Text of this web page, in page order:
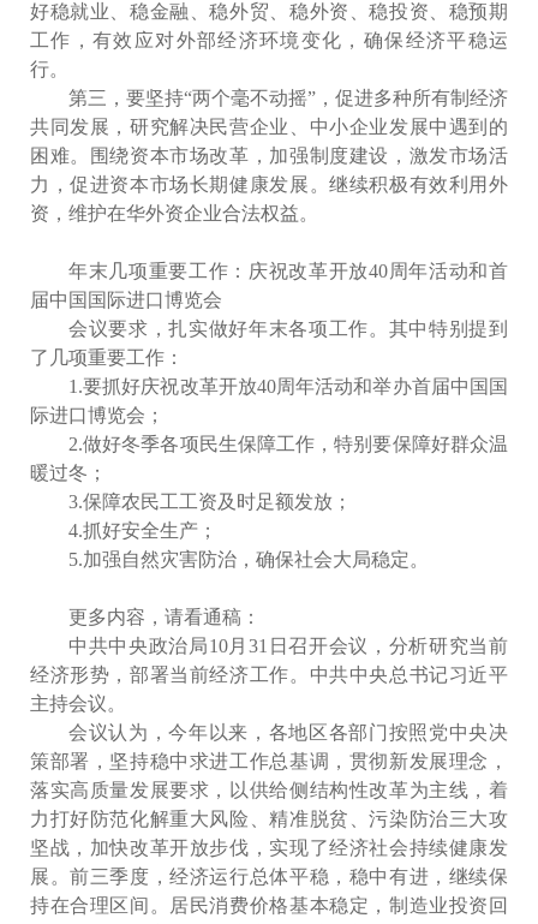
好稳就业、稳金融、稳外贸、稳外资、稳投资、稳预期
工作，有效应对外部经济环境变化，确保经济平稳运
行。
第三，要坚持“两个毫不动摇”，促进多种所有制经济
共同发展，研究解决民营企业、中小企业发展中遇到的
困难。围绕资本市场改革，加强制度建设，激发市场活
力，促进资本市场长期健康发展。继续积极有效利用外
资，维护在华外资企业合法权益。
年末几项重要工作：庆祝改革开放40周年活动和首
届中国国际进口博览会
会议要求，扎实做好年末各项工作。其中特别提到
了几项重要工作：
1.要抓好庆祝改革开放40周年活动和举办首届中国国
际进口博览会；
2.做好冬季各项民生保障工作，特别要保障好群众温
暖过冬；
3.保障农民工工资及时足额发放；
4.抓好安全生产；
5.加强自然灾害防治，确保社会大局稳定。
更多内容，请看通稿：
中共中央政治局10月31日召开会议，分析研究当前
经济形势，部署当前经济工作。中共中央总书记习近平
主持会议。
会议认为，今年以来，各地区各部门按照党中央决
策部署，坚持稳中求进工作总基调，贯彻新发展理念，
落实高质量发展要求，以供给侧结构性改革为主线，着
力打好防范化解重大风险、精准脱贫、污染防治三大攻
坚战，加快改革开放步伐，实现了经济社会持续健康发
展。前三季度，经济运行总体平稳，稳中有进，继续保
持在合理区间。居民消费价格基本稳定，制造业投资回